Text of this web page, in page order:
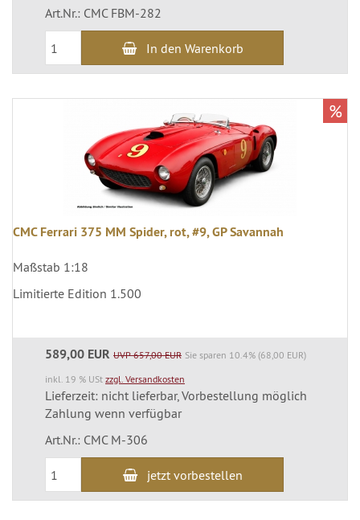
Art.Nr.: CMC FBM-282
In den Warenkorb
CMC Ferrari 375 MM Spider, rot, #9, GP Savannah
Maßstab 1:18
Limitierte Edition 1.500
589,00 EUR UVP 657,00 EUR Sie sparen 10.4% (68,00 EUR)
inkl. 19 % USt zzgl. Versandkosten
Lieferzeit: nicht lieferbar, Vorbestellung möglich
Zahlung wenn verfügbar
Art.Nr.: CMC M-306
jetzt vorbestellen
%